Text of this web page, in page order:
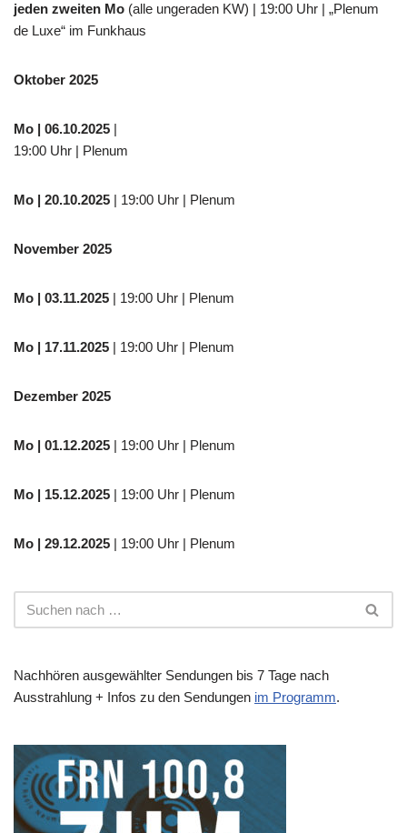
jeden zweiten Mo (alle ungeraden KW) | 19:00 Uhr | „Plenum
de Luxe“ im Funkhaus
Oktober 2025
Mo | 06.10.2025 |
19:00 Uhr | Plenum
Mo | 20.10.2025 | 19:00 Uhr | Plenum
November 2025
Mo | 03.11.2025 | 19:00 Uhr | Plenum
Mo | 17.11.2025 | 19:00 Uhr | Plenum
Dezember 2025
Mo | 01.12.2025 | 19:00 Uhr | Plenum
Mo | 15.12.2025 | 19:00 Uhr | Plenum
Mo | 29.12.2025 | 19:00 Uhr | Plenum
Nachhören ausgewählter Sendungen bis 7 Tage nach
Ausstrahlung + Infos zu den Sendungen im Programm.